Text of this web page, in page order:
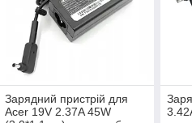
Зарядний пристрій для
Acer 19V 2.37A 45W